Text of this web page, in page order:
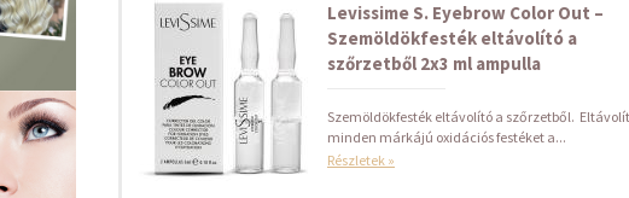
Levissime S. Eyebrow Color Out –
Szemöldökfesték eltávolító a
szőrzetből 2x3 ml ampulla
Szemöldökfesték eltávolító a szőrzetből. Eltávolít
minden márkájú oxidációs festéket a...
Részletek »